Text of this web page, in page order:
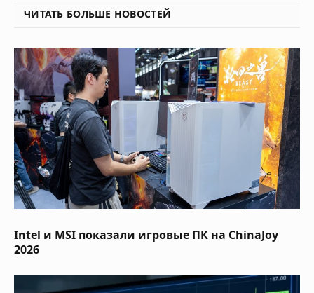
ЧИТАТЬ БОЛЬШЕ НОВОСТЕЙ
Intel и MSI показали игровые ПК на ChinaJoy
2026